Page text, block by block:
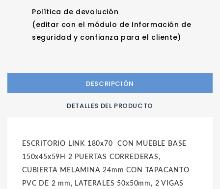
Política de devolución
(editar con el módulo de Información de
seguridad y confianza para el cliente)
DESCRIPCIÓN
DETALLES DEL PRODUCTO
ESCRITORIO LINK 180x70 CON MUEBLE BASE
150x45x59H 2 PUERTAS CORREDERAS,
CUBIERTA MELAMINA 24mm CON TAPACANTO
PVC DE 2 mm, LATERALES 50x50mm, 2 VIGAS